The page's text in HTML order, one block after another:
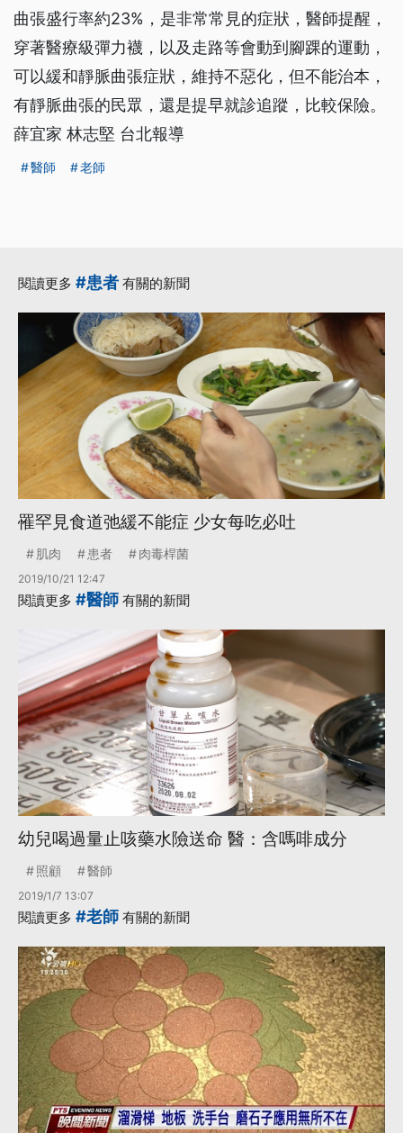
曲張盛行率約23%，是非常常見的症狀，醫師提醒，
穿著醫療級彈力襪，以及走路等會動到腳踝的運動，
可以緩和靜脈曲張症狀，維持不惡化，但不能治本，
有靜脈曲張的民眾，還是提早就診追蹤，比較保險。
薛宜家 林志堅 台北報導
醫師 老師
閱讀更多 #患者 有關的新聞
罹罕見食道弛緩不能症 少女每吃必吐
肌肉 患者 肉毒桿菌
2019/10/21 12:47
閱讀更多 #醫師 有關的新聞
幼兒喝過量止咳藥水險送命 醫：含嗎啡成分
照顧 醫師
2019/1/7 13:07
閱讀更多 #老師 有關的新聞